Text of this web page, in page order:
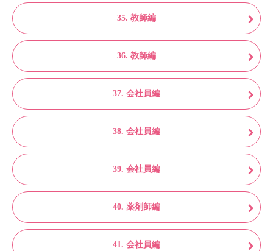
35. 教師編
36. 教師編
37. 会社員編
38. 会社員編
39. 会社員編
40. 薬剤師編
41. 会社員編